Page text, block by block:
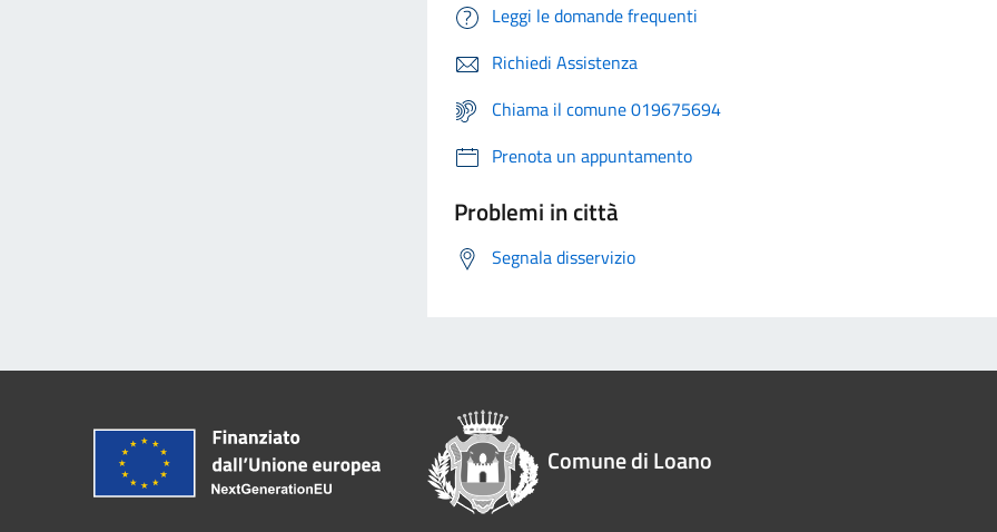
Leggi le domande frequenti
Richiedi Assistenza
Chiama il comune 019675694
Prenota un appuntamento
Problemi in città
Segnala disservizio
Comune di Loano